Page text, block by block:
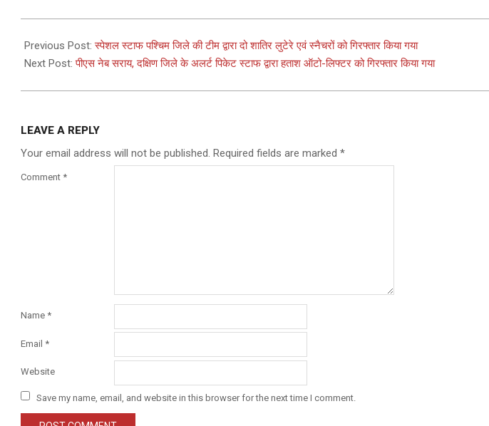
05-
06
Previous Post:स्पेशल स्टाफ पश्चिम जिले की टीम द्वारा दो शातिर लुटेरे एवं स्नैचरों को गिरफ्तार किया गया
Next Post:पीएस नेब सराय, दक्षिण जिले के अलर्ट पिकेट स्टाफ द्वारा हताश ऑटो-लिफ्टर को गिरफ्तार किया गया
LEAVE A REPLY
Your email address will not be published. Required fields are marked *
Comment *
Name *
Email *
Website
Save my name, email, and website in this browser for the next time I comment.